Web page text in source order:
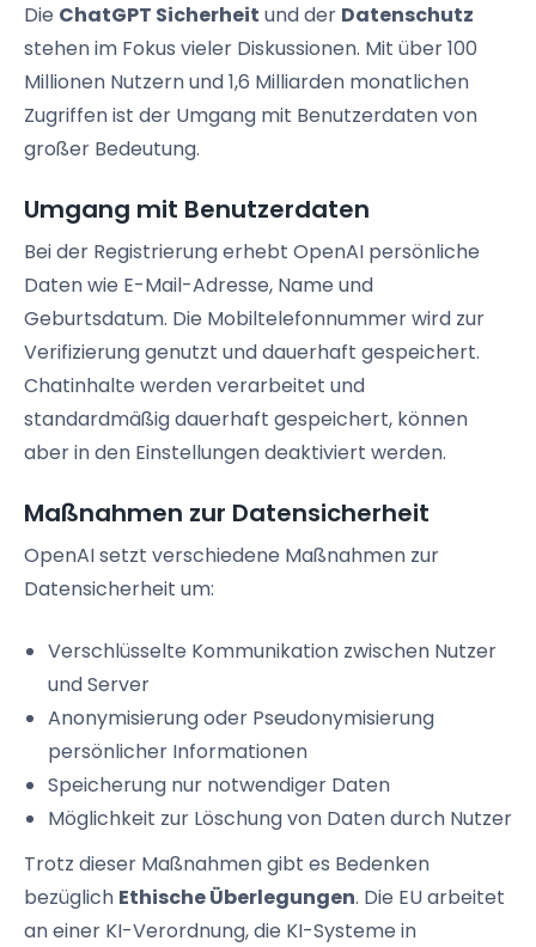
Die ChatGPT Sicherheit und der Datenschutz
stehen im Fokus vieler Diskussionen. Mit über 100
Millionen Nutzern und 1,6 Milliarden monatlichen
Zugriffen ist der Umgang mit Benutzerdaten von
großer Bedeutung.
Umgang mit Benutzerdaten
Bei der Registrierung erhebt OpenAI persönliche
Daten wie E-Mail-Adresse, Name und
Geburtsdatum. Die Mobiltelefonnummer wird zur
Verifizierung genutzt und dauerhaft gespeichert.
Chatinhalte werden verarbeitet und
standardmäßig dauerhaft gespeichert, können
aber in den Einstellungen deaktiviert werden.
Maßnahmen zur Datensicherheit
OpenAI setzt verschiedene Maßnahmen zur
Datensicherheit um:
Verschlüsselte Kommunikation zwischen Nutzer
und Server
Anonymisierung oder Pseudonymisierung
persönlicher Informationen
Speicherung nur notwendiger Daten
Möglichkeit zur Löschung von Daten durch Nutzer
Trotz dieser Maßnahmen gibt es Bedenken
bezüglich Ethische Überlegungen. Die EU arbeitet
an einer KI-Verordnung, die KI-Systeme in